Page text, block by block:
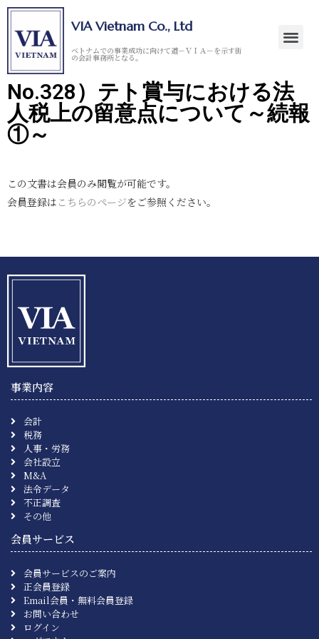
VIA Vietnam Co., Ltd
ベトナムでの事業成功に向けて道－ＶＩＡ－を示す街
の会計事務所となる。
No.328）テト賞与における法
人税上の留意点について～続報
①～
この文書は会員のみ閲覧が可能です。
会員登録は こちらのページをご参照ください。
事業内容
会計
税務
人事・労務
会社設立
M&A
法令データ
不正調査
その他
会員サービス
会員サービスのご案内
正会員登録
Email会員・無料会員登録
お問い合わせ
ログイン